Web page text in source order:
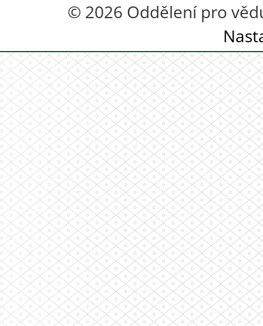
© 2026 Oddělení pro